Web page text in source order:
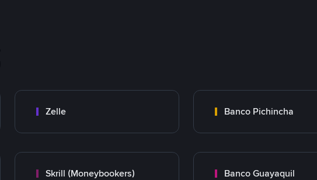
Zelle Banco Pichincha
Skrill (Moneybookers) Banco Guayaquil